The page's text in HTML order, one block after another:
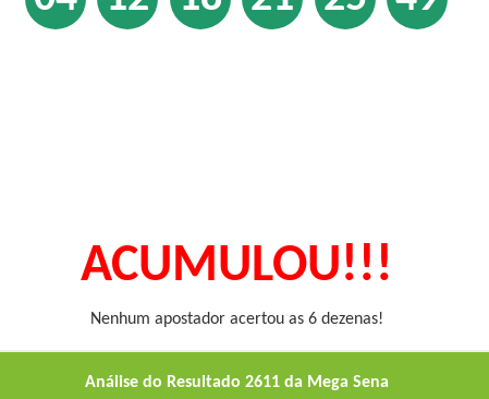
ACUMULOU!!!
Nenhum apostador acertou as 6 dezenas!
Análise do Resultado 2611 da Mega Sena